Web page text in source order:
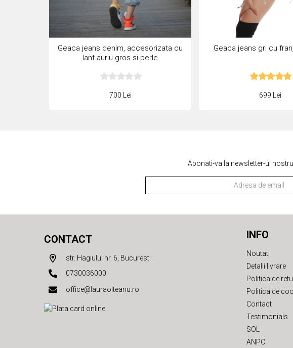
Geaca jeans denim, accesorizata cu
lant auriu gros si perle
700 Lei
Geaca jeans gri cu
699 Lei
Abonati-va la newsletter-ul
CONTACT
str. Hagiului nr. 6, Bucuresti
0730036000
office@lauraolteanu.ro
INFO
Noutati
Detalii livrare
Politica de
Politica de
Contact
Testimonials
SOL
ANPC